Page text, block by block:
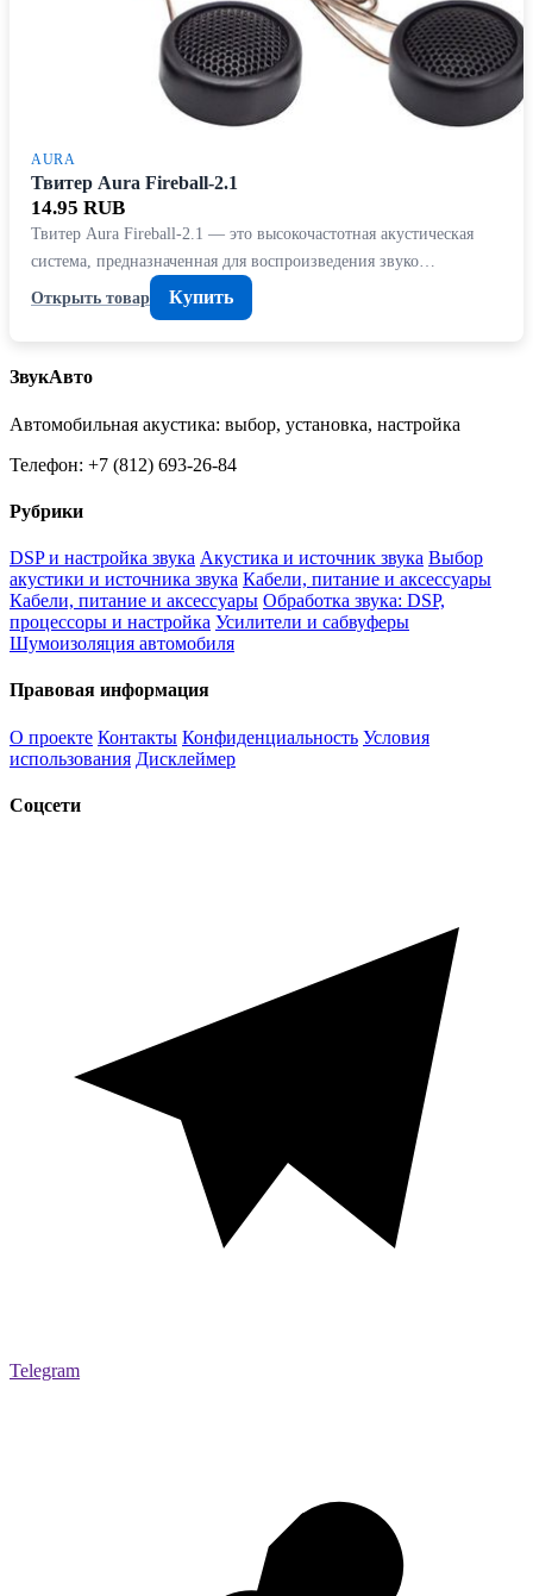
AURA
Твитер Aura Fireball-2.1
14.95 RUB
Твитер Aura Fireball-2.1 — это высокочастотная акустическая
система, предназначенная для воспроизведения звуко…
Открыть товар
Купить
ЗвукАвто
Автомобильная акустика: выбор, установка, настройка
Телефон: +7 (812) 693-26-84
Рубрики
DSP и настройка звука Акустика и источник звука Выбор
акустики и источника звука Кабели, питание и аксессуары
Кабели, питание и аксессуары Обработка звука: DSP,
процессоры и настройка Усилители и сабвуферы
Шумоизоляция автомобиля
Правовая информация
О проекте Контакты Конфиденциальность Условия
использования Дисклеймер
Соцсети
Telegram